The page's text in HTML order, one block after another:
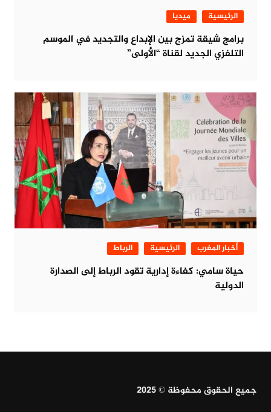
الرئيسية ميديا
برامج شيقة تمزج بين الإبداع والتجديد في الموسم
التلفزي الجديد لقناة “الأولى”
أخبار المغرب الرئيسية الرباط
حياة سامي: كفاءة إدارية تقود الرباط إلى الصدارة
الدولية
جميع الحقوق محفوظة © 2025